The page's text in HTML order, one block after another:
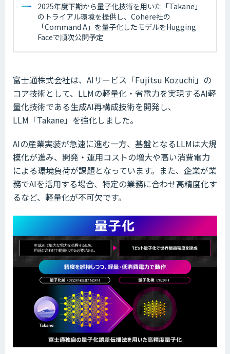
2025年度下期から量子化技術を用いた「Takane」
のトライアル環境を提供し、Cohere社の
「Command A」を量子化したモデルをHugging
Faceで順次公開予定
富士通株式会社は、AIサービス「Fujitsu Kozuchi」の
コア技術として、LLMの軽量化・省電力を実現するAI軽
量化技術である生成AI再構成技術を開発し、
LLM「Takane」を強化しました。
AIの産業実装が急速に進む一方、基盤となるLLMは大規
模化が進み、開発・運用コストの増大や高い消費電力
による環境負荷が課題となっています。また、企業が業
務でAIを活用する場合、特定の業務に合わせ高精度化す
るなど、軽量化が不可欠です。